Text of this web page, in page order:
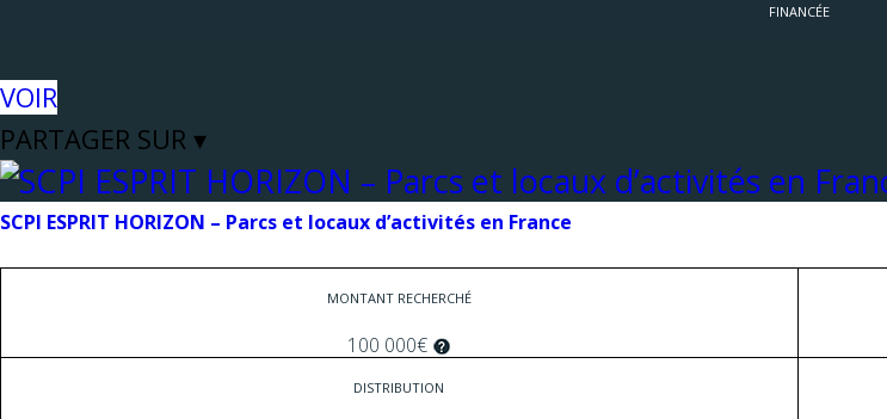
FINANCÉE
VOIR
PARTAGER SUR ▾
SCPI ESPRIT HORIZON – Parcs et locaux d’activités en France
MONTANT RECHERCHÉ
100 000€
DISTRIBUTION